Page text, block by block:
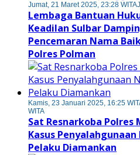
Jumat, 21 Maret 2025, 23:28 WITA
Lembaga Bantuan
Keadilan Sulbar
Pencemaran Nama
Polres Polman
Kamis, 23 Januari 2025, 16:25
WITA
Sat Resnarkoba
Kasus Penyalahgunaan
Pelaku Diamankan